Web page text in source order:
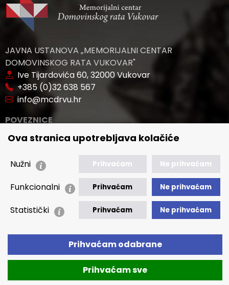
Ova stranica upotrebljava kolačiće
Nužni Prihvaćam Ne prihvaćam
Funkcionalni Prihvaćam Ne prihvaćam
Statistički Prihvaćam Ne prihvaćam
Prihvaćam odabrane
Prihvaćam sve
JAVNA USTANOVA „MEMORIJALNI CENTAR
DOMOVINSKOG RATA VUKOVAR"
Ive Tijardovića 60, 32000 Vukovar
+385 (0)32 638 567
info@mcdrvu.hr
POVEZNICE
🢒 Novosti
🢒 Akti
🢒 Javna nabava
🢒 Izvještaji
🢒 Izjava o pristupačnosti